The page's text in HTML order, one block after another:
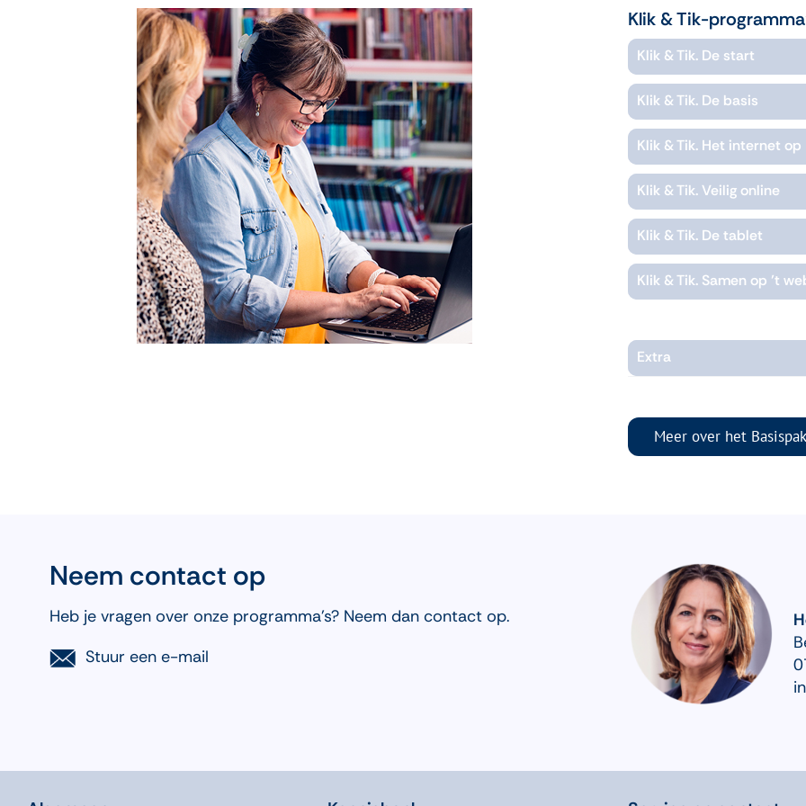
Klik & Tik-
Klik & Tik. De start
Klik & Tik. De basis
Klik & Tik. Het internet op
Klik & Tik. Veilig online
Klik & Tik. De tablet
Klik & Tik. Samen op ’t
Extra
Meer over het
Neem contact op
Heb je vragen over onze programma’s? Neem dan contact op.
Stuur een e-mail